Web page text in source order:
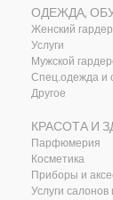
ОДЕЖДА,
Женский
Услуги
Мужской
Спец.одежда и
Другое
КРАСОТА И
Парфюмерия
Косметика
Приборы и
Услуги